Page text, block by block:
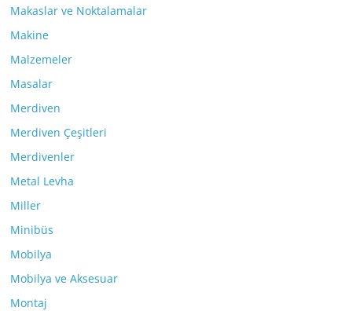
Makaslar ve Noktalamalar
Makine
Malzemeler
Masalar
Merdiven
Merdiven Çeşitleri
Merdivenler
Metal Levha
Miller
Minibüs
Mobilya
Mobilya ve Aksesuar
Montaj